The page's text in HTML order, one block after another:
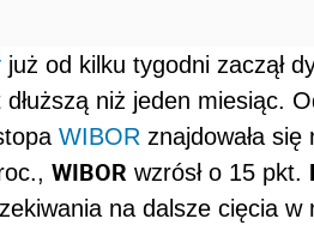
już od kilku tygodni zaczął
niż jeden miesiąc.
WIBOR znajdowała
WIBOR wzrósł o 15 pkt.
na dalsze cięcia w